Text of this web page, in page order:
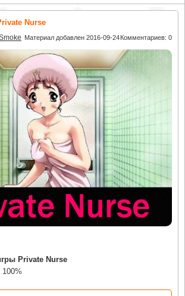
Nurse
Материал добавлен 2016-09-24Комментариев: 0
Private Nurse
100%